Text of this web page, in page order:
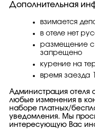
Дополнительная
взимается
в отеле нет
размещение
запрещено
курение на
время заезда
Администрация отеля
любые изменения в
наборе платных/
уведомления. Мы
интересующую Вас